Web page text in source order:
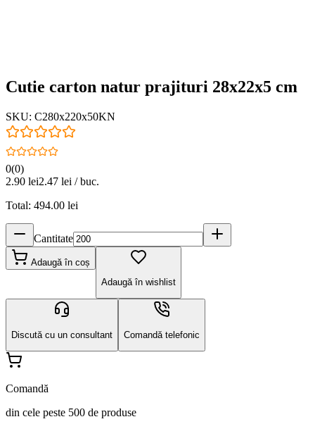
Cutie carton natur prajituri 28x22x5 cm
SKU: C280x220x50KN
0(0)
2.90 lei2.47 lei / buc.
Total: 494.00 lei
Cantitate
Adaugă în coș
Adaugă în wishlist
Discută cu un consultant Comandă telefonic
Comandă
din cele peste 500 de produse